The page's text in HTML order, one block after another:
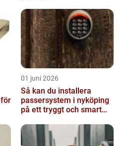
01 juni 2026
Så kan du installera
passersystem i nyköping
på ett tryggt och smart